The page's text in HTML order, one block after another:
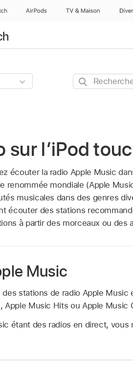
AirPods TV & Maison
Rechercher
sur l’iPod
écouter la radio Apple Music
renommée mondiale (Apple
musicales dans des genres
écouter des stations
à partir des morceaux ou des
Music
des stations de radio Apple
Apple Music Hits ou Apple Music
étant des radios en direct,